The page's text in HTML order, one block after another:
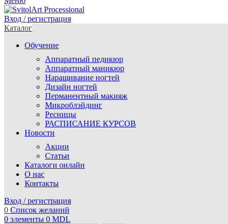
Вход / регистрация
Каталог
Обучение
Аппаратный педикюр
Аппаратный маникюр
Наращивание ногтей
Дизайн ногтей
Перманентный макияж
Микроблэйдинг
Ресницы
РАСПИСАНИЕ КУРСОВ
Новости
Акции
Статьи
Каталоги онлайн
О нас
Контакты
Вход / регистрация
0 Список желаний
0 элементы 0 MDL